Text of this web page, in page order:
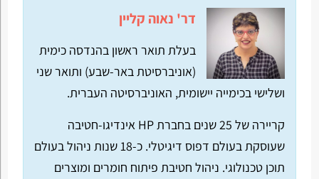
דר' נאוה קליין
בעלת תואר ראשון בהנדסה כימית
(אוניברסיטת באר-שבע) ותואר שני
ושלישי בכימייה יישומית, האוניברסיטה העברית.
קריירה של 25 שנים בחברת HP אינדיגו-חטיבה
שעוסקת בעולם דפוס דיגיטלי. כ-18 שנות ניהול בעולם
תוכן טכנולוגי. ניהול חטיבת פיתוח חומרים ומוצרים